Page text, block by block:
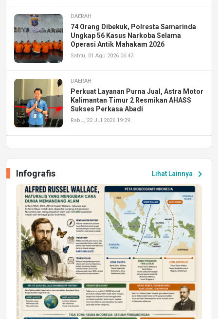
DAERAH
74 Orang Dibekuk, Polresta Samarinda
Ungkap 56 Kasus Narkoba Selama
Operasi Antik Mahakam 2026
Sabtu, 01 Agu 2026 06:43
DAERAH
Perkuat Layanan Purna Jual, Astra Motor
Kalimantan Timur 2 Resmikan AHASS
Sukses Perkasa Abadi
Rabu, 22 Jul 2026 19:29
Peluang Kerja dan Magang
Jumat, 17 Jul 2026 22:30
DAERAH
Astra Motor Kalimantan Timur 2 Dukung
Mahasiswa Samarinda dalam Astra
Honda SDGs Future Leaders 2026
Jumat, 10 Jul 2026 19:01
Lihat Lainnya chevron_right
Infografis